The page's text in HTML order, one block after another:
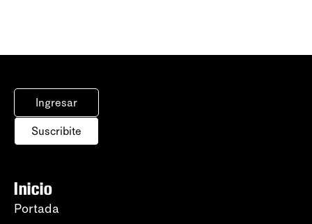
Ingresar
Suscribite
Inicio
Portada